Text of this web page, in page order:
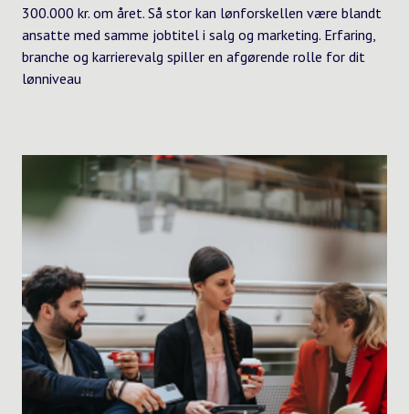
300.000 kr. om året. Så stor kan lønforskellen være blandt
ansatte med samme jobtitel i salg og marketing. Erfaring,
branche og karrierevalg spiller en afgørende rolle for dit
lønniveau